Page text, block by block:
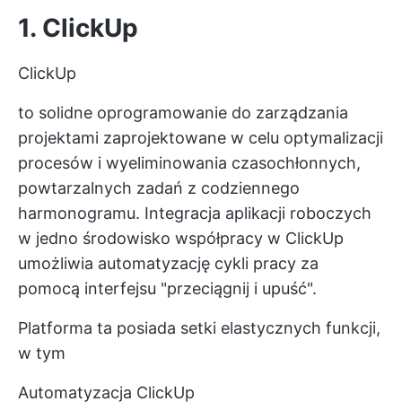
1. ClickUp
ClickUp
to solidne oprogramowanie do zarządzania
projektami zaprojektowane w celu optymalizacji
procesów i wyeliminowania czasochłonnych,
powtarzalnych zadań z codziennego
harmonogramu. Integracja aplikacji roboczych
w jedno środowisko współpracy w ClickUp
umożliwia automatyzację cykli pracy za
pomocą interfejsu "przeciągnij i upuść".
Platforma ta posiada setki elastycznych funkcji,
w tym
Automatyzacja ClickUp